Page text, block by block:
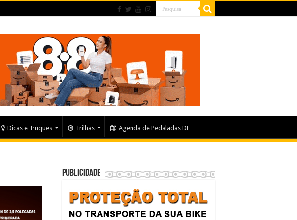
Dicas e Truques Trilhas Agenda de Pedaladas DF
Publicidade